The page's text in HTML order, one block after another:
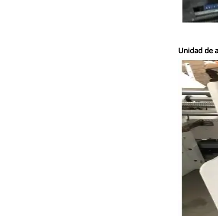
Unidad de